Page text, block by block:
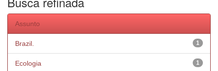
Assunto
1
Brazil.
1
Ecologia